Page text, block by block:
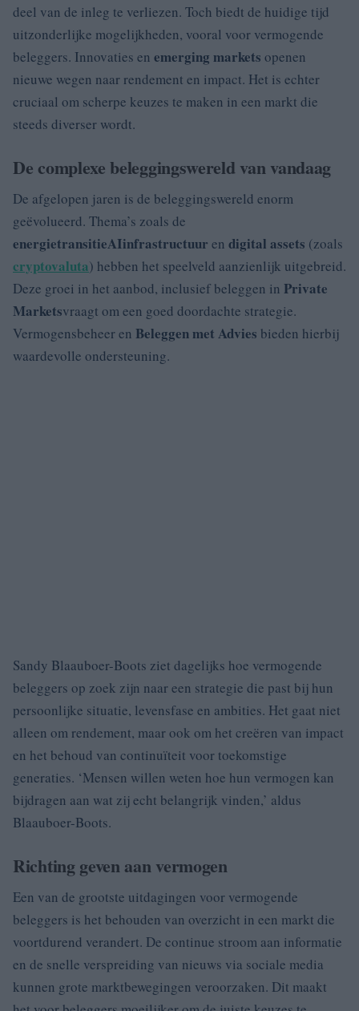
deel van de inleg te verliezen. Toch biedt de huidige tijd
uitzonderlijke mogelijkheden, vooral voor vermogende
beleggers. Innovaties en emerging markets openen
nieuwe wegen naar rendement en impact. Het is echter
cruciaal om scherpe keuzes te maken in een markt die
steeds diverser wordt.
De complexe beleggingswereld van vandaag
De afgelopen jaren is de beleggingswereld enorm
geëvolueerd. Thema’s zoals de
energietransitieAIinfrastructuur en digital assets (zoals
cryptovaluta) hebben het speelveld aanzienlijk uitgebreid.
Deze groei in het aanbod, inclusief beleggen in Private
Marketsvraagt om een goed doordachte strategie.
Vermogensbeheer en Beleggen met Advies bieden hierbij
waardevolle ondersteuning.
Sandy Blaauboer-Boots ziet dagelijks hoe vermogende
beleggers op zoek zijn naar een strategie die past bij hun
persoonlijke situatie, levensfase en ambities. Het gaat niet
alleen om rendement, maar ook om het creëren van impact
en het behoud van continuïteit voor toekomstige
generaties. ‘Mensen willen weten hoe hun vermogen kan
bijdragen aan wat zij echt belangrijk vinden,’ aldus
Blaauboer-Boots.
Richting geven aan vermogen
Een van de grootste uitdagingen voor vermogende
beleggers is het behouden van overzicht in een markt die
voortdurend verandert. De continue stroom aan informatie
en de snelle verspreiding van nieuws via sociale media
kunnen grote marktbewegingen veroorzaken. Dit maakt